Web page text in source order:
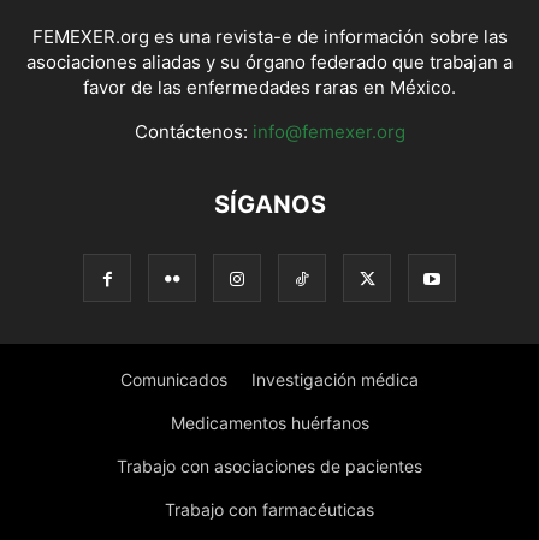
FEMEXER.org es una revista-e de información sobre las
asociaciones aliadas y su órgano federado que trabajan a
favor de las enfermedades raras en México.
Contáctenos: info@femexer.org
SÍGANOS
Comunicados Investigación médica
Medicamentos huérfanos
Trabajo con asociaciones de pacientes
Trabajo con farmacéuticas